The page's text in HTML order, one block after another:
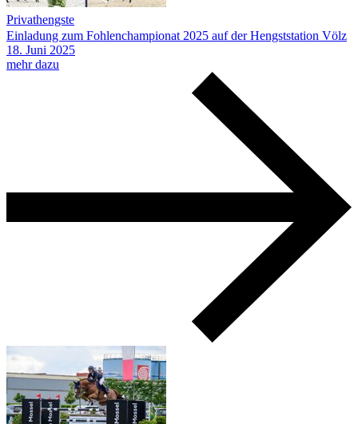
Privathengste
Einladung zum Fohlenchampionat 2025 auf der Hengststation Völz
18. Juni 2025
mehr dazu